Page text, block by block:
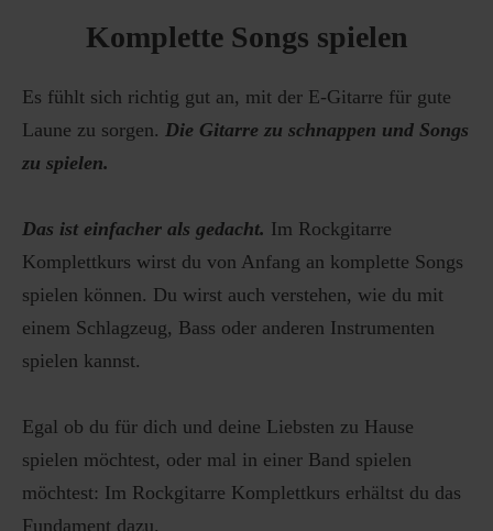
Komplette Songs spielen
Es fühlt sich richtig gut an, mit der E-Gitarre für gute
Laune zu sorgen. Die Gitarre zu schnappen und Songs
zu spielen.
Das ist einfacher als gedacht. Im Rockgitarre
Komplettkurs wirst du von Anfang an komplette Songs
spielen können. Du wirst auch verstehen, wie du mit
einem Schlagzeug, Bass oder anderen Instrumenten
spielen kannst.
Egal ob du für dich und deine Liebsten zu Hause
spielen möchtest, oder mal in einer Band spielen
möchtest: Im Rockgitarre Komplettkurs erhältst du das
Fundament dazu.